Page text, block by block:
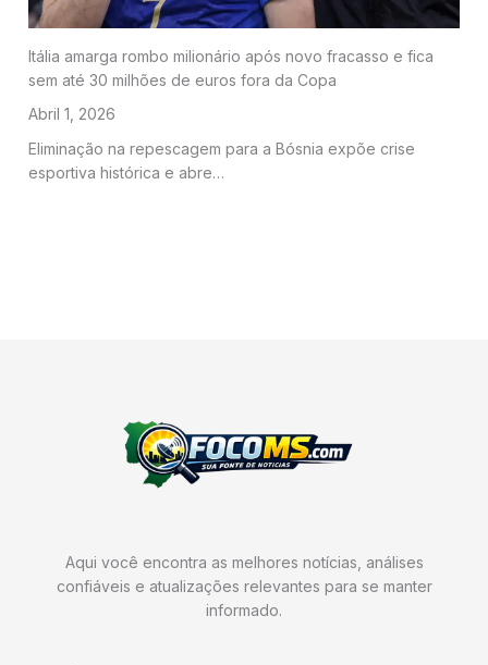
Itália amarga rombo milionário após novo fracasso e fica
sem até 30 milhões de euros fora da Copa
Abril 1, 2026
Eliminação na repescagem para a Bósnia expõe crise
esportiva histórica e abre…
Aqui você encontra as melhores notícias, análises
confiáveis e atualizações relevantes para se manter
informado.